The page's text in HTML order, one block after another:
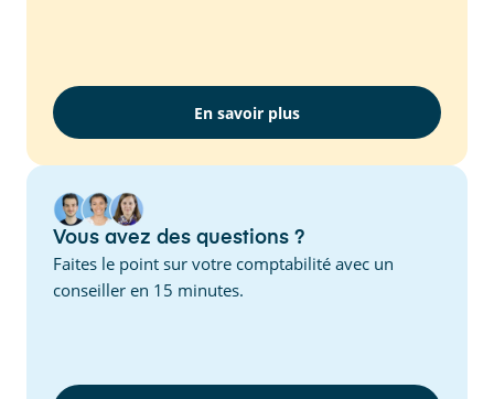
En savoir plus
Vous avez des questions ?
Faites le point sur votre comptabilité avec un
conseiller en 15 minutes.